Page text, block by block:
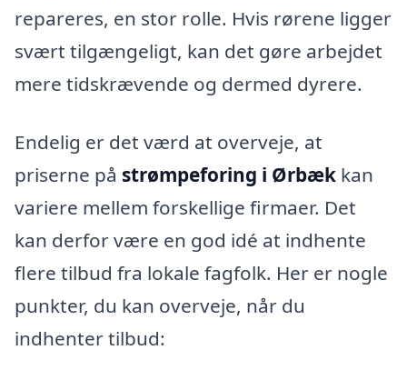
repareres, en stor rolle. Hvis rørene ligger
svært tilgængeligt, kan det gøre arbejdet
mere tidskrævende og dermed dyrere.
Endelig er det værd at overveje, at
priserne på strømpeforing i Ørbæk kan
variere mellem forskellige firmaer. Det
kan derfor være en god idé at indhente
flere tilbud fra lokale fagfolk. Her er nogle
punkter, du kan overveje, når du
indhenter tilbud: